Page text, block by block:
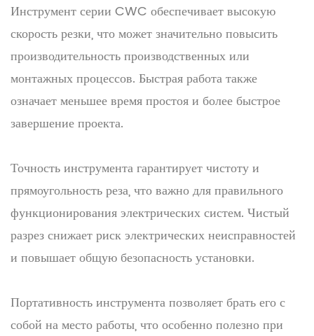
Инструмент серии CWC обеспечивает высокую
скорость резки, что может значительно повысить
производительность производственных или
монтажных процессов. Быстрая работа также
означает меньшее время простоя и более быстрое
завершение проекта.
Точность инструмента гарантирует чистоту и
прямоугольность реза, что важно для правильного
функционирования электрических систем. Чистый
разрез снижает риск электрических неисправностей
и повышает общую безопасность установки.
Портативность инструмента позволяет брать его с
собой на место работы, что особенно полезно при